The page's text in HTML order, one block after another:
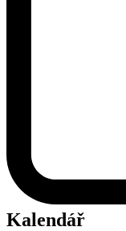
Kalendář